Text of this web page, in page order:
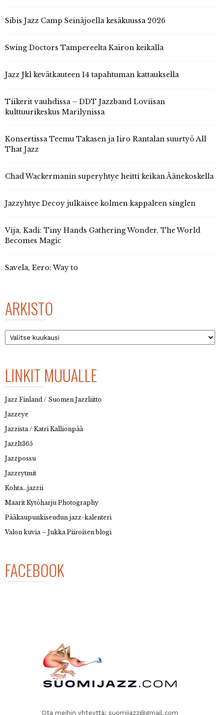
Sibis Jazz Camp Seinäjoella kesäkuussa 2026
Swing Doctors Tampereelta Kairon keikalla
Jazz Jkl kevätkauteen 14 tapahtuman kattauksella
Tiikerit vauhdissa – DDT Jazzband Loviisan
kulttuurikeskus Marilynissa
Konsertissa Teemu Takasen ja Iiro Rantalan suurtyö All
That Jazz
Chad Wackermanin superyhtye heitti keikan Äänekoskella
Jazzyhtye Decoy julkaisee kolmen kappaleen singlen
Vija, Kadi: Tiny Hands Gathering Wonder, The World
Becomes Magic
Savela, Eero: Way to
ARKISTO
Arkisto
LINKIT MUUALLE
Jazz Finland / Suomen Jazzliitto
Jazzeye
Jazzista / Katri Kallionpää
JazzIt365
Jazzpossu
Jazzrytmit
Kohta…jazzii
Maarit Kytöharju Photography
Pääkaupunkiseudun jazz-kalenteri
Valon kuvia – Jukka Piiroisen blogi
FACEBOOK
Ota meihin yhteyttä: suomijazz@gmail.com